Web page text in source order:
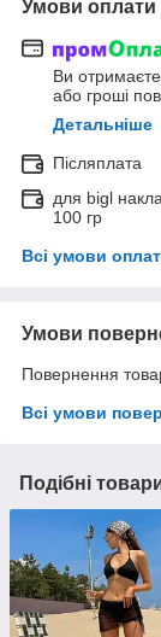
Умови оплати
Ви
або гроші
Детальніше
Післяплата
для bigl
100 гр
Всі умови
Умови
Повернення
Всі умови
Подібні